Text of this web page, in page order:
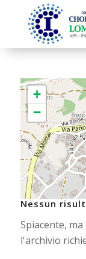
+
−
Nessun
Spiacente,
l'archivio